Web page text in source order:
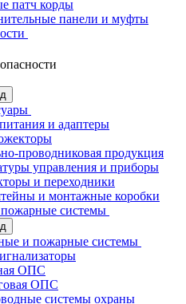
патч корды
панели и муфты
и адаптеры
проводниковая продукция
управления и приборы
и переходники
и монтажные коробки
системы
и пожарные системы
ОПС
ОПС
системы охраны